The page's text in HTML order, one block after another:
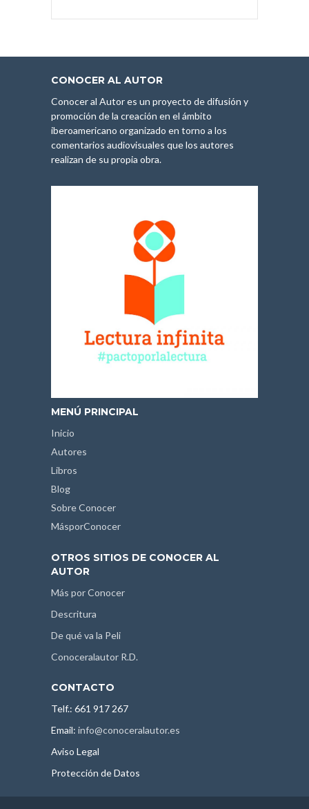
CONOCER AL AUTOR
Conocer al Autor es un proyecto de difusión y
promoción de la creación en el ámbito
iberoamericano organizado en torno a los
comentarios audiovisuales que los autores
realizan de su propia obra.
MENÚ PRINCIPAL
Inicio
Autores
Libros
Blog
Sobre Conocer
MásporConocer
OTROS SITIOS DE CONOCER AL
AUTOR
Más por Conocer
Descritura
De qué va la Peli
Conoceralautor R.D.
CONTACTO
Telf.: 661 917 267
Email: info@conoceralautor.es
Aviso Legal
Protección de Datos